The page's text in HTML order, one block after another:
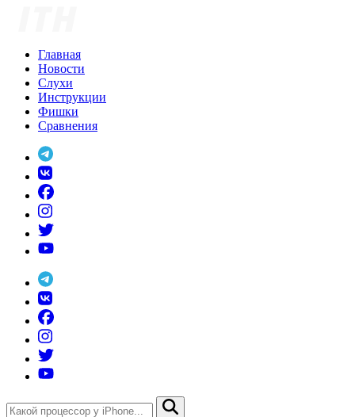
Главная
Новости
Слухи
Инструкции
Фишки
Сравнения